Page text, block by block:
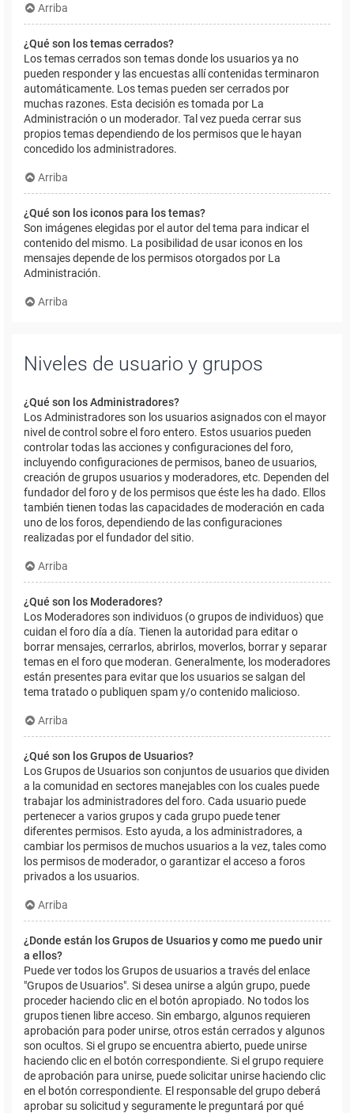
Arriba
¿Qué son los temas cerrados?
Los temas cerrados son temas donde los usuarios ya no
pueden responder y las encuestas allí contenidas terminaron
automáticamente. Los temas pueden ser cerrados por
muchas razones. Esta decisión es tomada por La
Administración o un moderador. Tal vez pueda cerrar sus
propios temas dependiendo de los permisos que le hayan
concedido los administradores.
Arriba
¿Qué son los iconos para los temas?
Son imágenes elegidas por el autor del tema para indicar el
contenido del mismo. La posibilidad de usar iconos en los
mensajes depende de los permisos otorgados por La
Administración.
Arriba
Niveles de usuario y grupos
¿Qué son los Administradores?
Los Administradores son los usuarios asignados con el mayor
nivel de control sobre el foro entero. Estos usuarios pueden
controlar todas las acciones y configuraciones del foro,
incluyendo configuraciones de permisos, baneo de usuarios,
creación de grupos usuarios y moderadores, etc. Dependen del
fundador del foro y de los permisos que éste les ha dado. Ellos
también tienen todas las capacidades de moderación en cada
uno de los foros, dependiendo de las configuraciones
realizadas por el fundador del sitio.
Arriba
¿Qué son los Moderadores?
Los Moderadores son individuos (o grupos de individuos) que
cuidan el foro día a día. Tienen la autoridad para editar o
borrar mensajes, cerrarlos, abrirlos, moverlos, borrar y separar
temas en el foro que moderan. Generalmente, los moderadores
están presentes para evitar que los usuarios se salgan del
tema tratado o publiquen spam y/o contenido malicioso.
Arriba
¿Qué son los Grupos de Usuarios?
Los Grupos de Usuarios son conjuntos de usuarios que dividen
a la comunidad en sectores manejables con los cuales puede
trabajar los administradores del foro. Cada usuario puede
pertenecer a varios grupos y cada grupo puede tener
diferentes permisos. Esto ayuda, a los administradores, a
cambiar los permisos de muchos usuarios a la vez, tales como
los permisos de moderador, o garantizar el acceso a foros
privados a los usuarios.
Arriba
¿Donde están los Grupos de Usuarios y como me puedo unir
a ellos?
Puede ver todos los Grupos de usuarios a través del enlace
"Grupos de Usuarios". Si desea unirse a algún grupo, puede
proceder haciendo clic en el botón apropiado. No todos los
grupos tienen libre acceso. Sin embargo, algunos requieren
aprobación para poder unirse, otros están cerrados y algunos
son ocultos. Si el grupo se encuentra abierto, puede unirse
haciendo clic en el botón correspondiente. Si el grupo requiere
de aprobación para unirse, puede solicitar unirse haciendo clic
en el botón correspondiente. El responsable del grupo deberá
aprobar su solicitud y seguramente le preguntará por qué